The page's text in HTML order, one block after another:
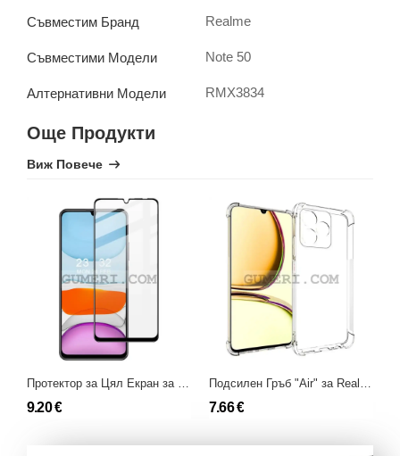
Съвместим Бранд Realme
Съвместими Модели Note 50
Алтернативни Модели RMX3834
Още Продукти
Виж Повече
Протектор за Цял Екран за Realme Note 50
9.20 €
Подсилен Гръб "Air" за Realme Note 50
7.66 €